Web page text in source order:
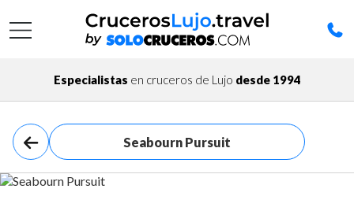
Especialistas en cruceros de Lujo desde 1994
Seabourn Pursuit